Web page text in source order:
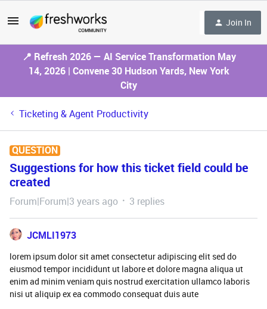
Join In
📍 Refresh 2026 — AI Service Transformation May
14, 2026 | Convene 30 Hudson Yards, New York
City
Ticketing & Agent Productivity
QUESTION
Suggestions for how this ticket field could be
created
Forum|Forum|3 years ago 3 replies
JCMLI1973
lorem ipsum dolor sit amet consectetur adipiscing elit sed do
eiusmod tempor incididunt ut labore et dolore magna aliqua ut
enim ad minim veniam quis nostrud exercitation ullamco laboris
nisi ut aliquip ex ea commodo consequat duis aute